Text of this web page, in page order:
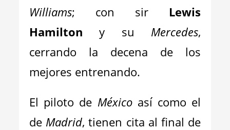
Williams; con sir Lewis
Hamilton y su Mercedes,
cerrando la decena de los
mejores entrenando.
El piloto de Méxicoasí como el
de Madrid, tienen cita al final de